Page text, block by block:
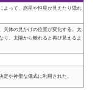
よって、惑星や恒星が見えたり隠れ
天体の見かけの位置が変化する。太
り、太陽から離れると再び見えるよ
や神聖な儀式に利用された。